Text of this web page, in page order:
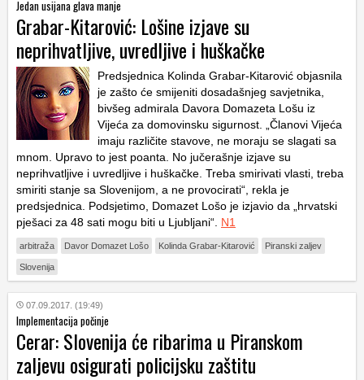
Jedan usijana glava manje
Grabar-Kitarović: Lošine izjave su
neprihvatljive, uvredljive i huškačke
Predsjednica Kolinda Grabar-Kitarović objasnila
je zašto će smijeniti dosadašnjeg savjetnika,
bivšeg admirala Davora Domazeta Lošu iz
Vijeća za domovinsku sigurnost. „Članovi Vijeća
imaju različite stavove, ne moraju se slagati sa
mnom. Upravo to jest poanta. No jučerašnje izjave su
neprihvatljive i uvredljive i huškačke. Treba smirivati vlasti, treba
smiriti stanje sa Slovenijom, a ne provocirati“, rekla je
predsjednica. Podsjetimo, Domazet Lošo je izjavio da „hrvatski
pješaci za 48 sati mogu biti u Ljubljani“. N1
arbitraža Davor Domazet Lošo Kolinda Grabar-Kitarović Piranski zaljev
Slovenija
07.09.2017. (19:49)
Implementacija počinje
Cerar: Slovenija će ribarima u Piranskom
zaljevu osigurati policijsku zaštitu